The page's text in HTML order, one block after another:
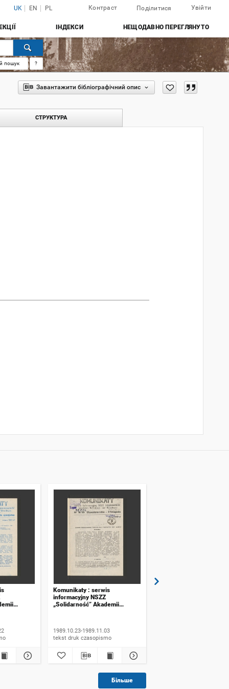
UK EN PL Контраст Поділитися Увійти
ІНДЕКСИ НЕЩОДАВНО ПЕРЕГЛЯНУТО
пошук ?
Завантажити бібліографічний опис
СТРУКТУРА
Komunikaty : serwis
informacyjny NSZZ
„Solidarność” Akademii
1989.10.23-1989.11.03
tekst druk czasopismo
Більше